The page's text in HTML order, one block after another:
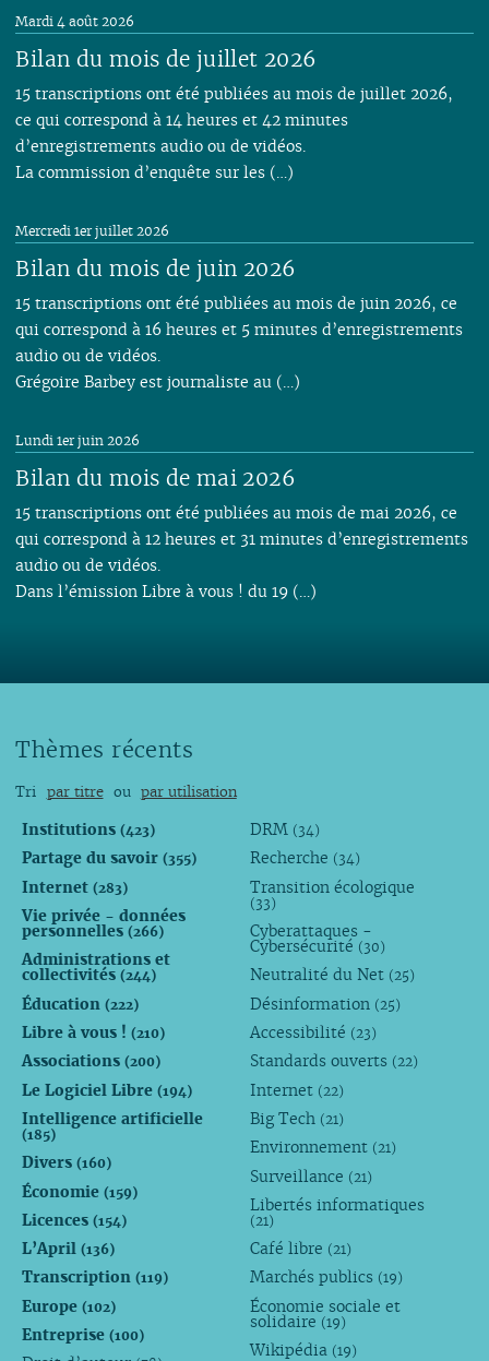
Bilan du mois de juillet 2026
Mardi 4 août 2026
15 transcriptions ont été publiées au mois de juillet 2026,
ce qui correspond à 14 heures et 42 minutes
d’enregistrements audio ou de vidéos.
La commission d’enquête sur les (…)
Bilan du mois de juin 2026
Mercredi 1er juillet 2026
15 transcriptions ont été publiées au mois de juin 2026, ce
qui correspond à 16 heures et 5 minutes d’enregistrements
audio ou de vidéos.
Grégoire Barbey est journaliste au (…)
Bilan du mois de mai 2026
Lundi 1er juin 2026
15 transcriptions ont été publiées au mois de mai 2026, ce
qui correspond à 12 heures et 31 minutes d’enregistrements
audio ou de vidéos.
Dans l’émission Libre à vous ! du 19 (…)
Thèmes récents
Tri par titre ou par utilisation
Institutions (423)
Partage du savoir (355)
Internet (283)
Vie privée - données
personnelles (266)
Administrations et
collectivités (244)
Éducation (222)
Libre à vous ! (210)
Associations (200)
Le Logiciel Libre (194)
Intelligence artificielle
(185)
Divers (160)
Économie (159)
Licences (154)
L’April (136)
Transcription (119)
Europe (102)
Entreprise (100)
DRM (34)
Recherche (34)
Transition écologique
(33)
Cyberattaques -
Cybersécurité (30)
Neutralité du Net (25)
Désinformation (25)
Accessibilité (23)
Standards ouverts (22)
Internet (22)
Big Tech (21)
Environnement (21)
Surveillance (21)
Libertés informatiques
(21)
Café libre (21)
Marchés publics (19)
Économie sociale et
solidaire (19)
Wikipédia (19)